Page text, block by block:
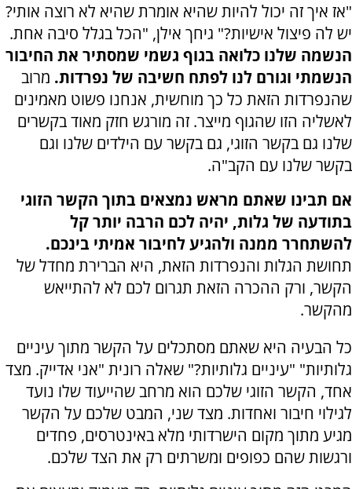
"אז איך זה יכול להיות שהיא אומרת שהיא לא רוצה אותי?
יש לה פיצול אישיות?" גיחך אילן, "הכל בגלל סיבה אחת.
הנשמה שלנו כלואה בגוף גשמי שמסתיר את החיבור
הנשמתי וגורם לנו לפתח חשיבה של נפרדות. מרוב
שהנפרדות הזאת כל כך מוחשית, אנחנו פשוט מאמינים
לאשליה הזו שהגוף מייצר. זה מורגש חזק מאוד בקשרים
שלנו גם בקשר הזוגי, גם בקשר עם הילדים שלנו וגם
בקשר שלנו עם הקב"ה.
אם תבינו שאתם מראש נמצאים בתוך הקשר הזוגי
בתודעה של גלות, יהיה לכם הרבה יותר קל
להשתחרר ממנה ולהגיע לחיבור אמיתי בינכם.
תחושת הגלות והנפרדות הזאת, היא הברירת מחדל של
הקשר, ורק ההכרה הזאת תגרום לכם לא להתייאש
מהקשר.
כל הבעיה היא שאתם מסתכלים על הקשר מתוך עיניים
גלותיות" "עיניים גלותיות?" שאלה רונית "אני אדייק. מצד
אחד, הקשר הזוגי שלכם הוא מרחב שהייעוד שלו נועד
לגילוי חיבור ואחדות. מצד שני, המבט שלכם על הקשר
מגיע מתוך מקום הישרדותי מלא באינטרסים, פחדים
ורגשות שהם כפופים ומשרתים רק את הצד שלכם.